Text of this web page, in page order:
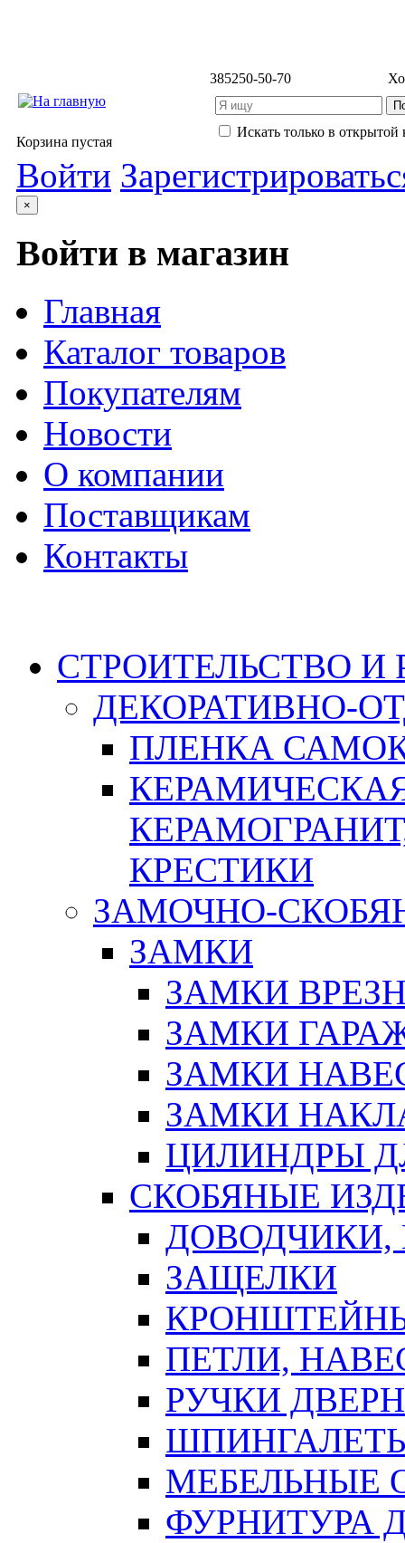
385250-50-70
Искать только в открытой
Корзина пустая
Войти
×
Войти в магазин
Главная
Каталог товаров
Покупателям
Новости
О компании
Поставщикам
Контакты
СТРОИТЕЛЬСТВО И
ДЕКОРАТИВНО-
ПЛЕНКА
КРЕСТИКИ
ЗАМОЧНО-
ЗАМКИ
ЗАМКИ
ЗАМКИ
ЗАМКИ
ЗАМКИ
ЦИЛИНДРЫ
СКОБЯНЫЕ
ЗАЩЕЛКИ
ПЕТЛИ,
РУЧКИ
МЕБЕЛЬНЫЕ
ФУРНИТУРА